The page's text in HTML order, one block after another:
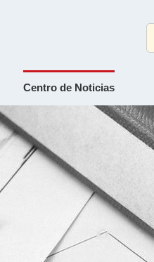
Centro de Noticias